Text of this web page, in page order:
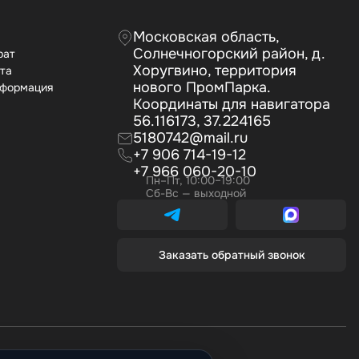
Московская область,
Солнечногорский район, д.
Хоругвино, территория
нового ПромПарка.
Координаты для навигатора
56.116173, 37.224165
5180742@mail.ru
+7 906 714-19-12
+7 966 060-20-10
Пн–Пт, 10:00–19:00
Сб-Вс — выходной
Заказать обратный звонок